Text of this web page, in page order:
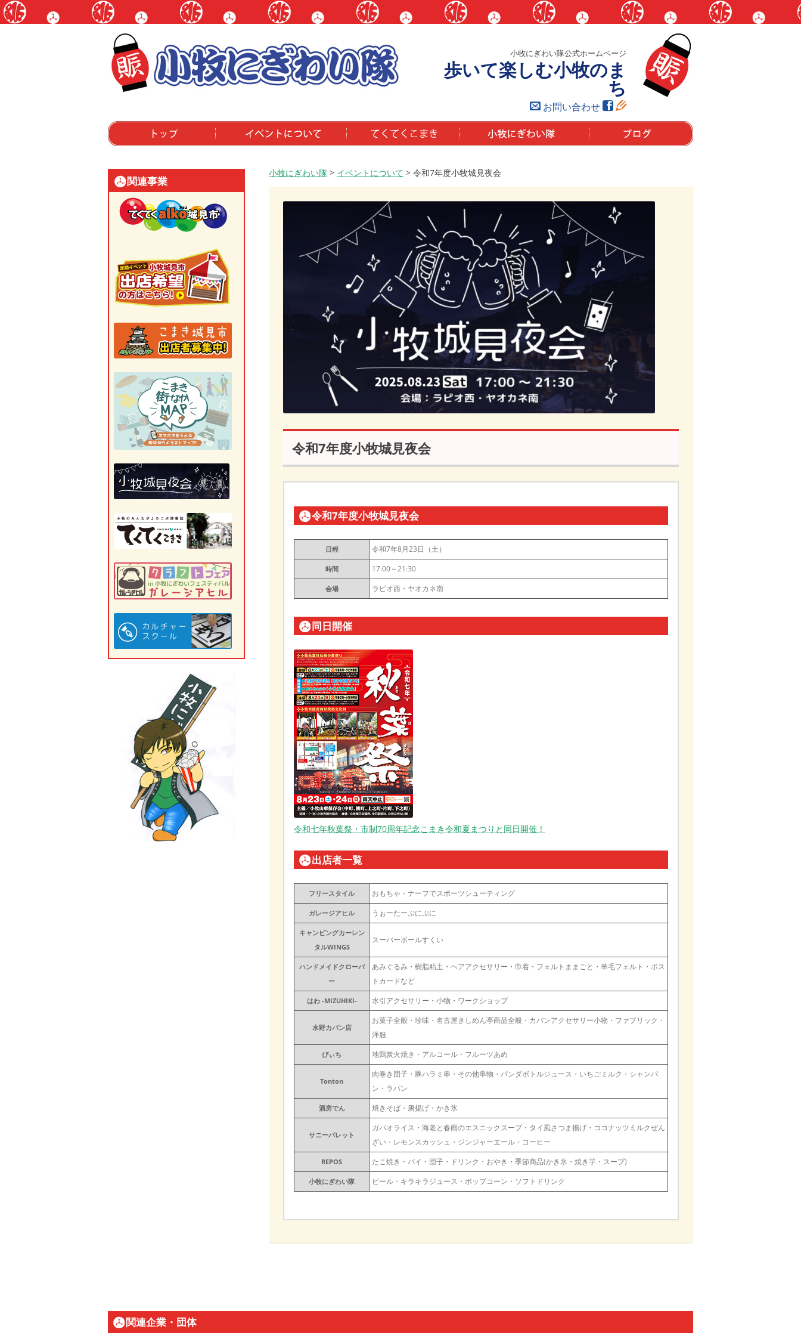
小牧にぎわい隊公式ホームページ
歩いて楽しむ小牧のま
ち
お問い合わせ
トップ イベントについて てくてくこまき 小牧にぎわい隊とは？
ブログ
小牧にぎわい隊 > イベントについて > 令和7年度小牧城見夜会
令和7年度小牧城見夜会
令和7年度小牧城見夜会
日程 令和7年8月23日（土）
時間 17:00～21:30
会場 ラピオ西・ヤオカネ南
同日開催
令和七年秋葉祭・市制70周年記念こまき令和夏まつりと同日開催！
出店者一覧
フリースタイル おもちゃ・ナーフでスポーツシューティング
ガレージアヒル うぉーたーぷにぷに
キャンピングカーレン
タルWINGS
スーパーボールすくい
ハンドメイドクローバ
ー
あみぐるみ・樹脂粘土・ヘアアクセサリー・巾着・フェルトままごと・羊毛フェルト・ポス
トカードなど
はわ -MIZUHIKI- 水引アクセサリー・小物・ワークショップ
水野カバン店
お菓子全般・珍味・名古屋きしめん亭商品全般・カバンアクセサリー小物・ファブリック・
洋服
ぴぃち 地鶏炭火焼き・アルコール・フルーツあめ
Tonton
肉巻き団子・豚ハラミ串・その他串物・パンダボトルジュース・いちごミルク・シャンパ
ン・ラパン
酒房でん 焼きそば・唐揚げ・かき氷
サニーパレット
ガパオライス・海老と春雨のエスニックスープ・タイ風さつま揚げ・ココナッツミルクぜん
ざい・レモンスカッシュ・ジンジャーエール・コーヒー
REPOS たこ焼き・パイ・団子・ドリンク・おやき・季節商品(かき氷・焼き芋・スープ)
小牧にぎわい隊 ビール・キラキラジュース・ポップコーン・ソフトドリンク
関連事業
関連企業・団体